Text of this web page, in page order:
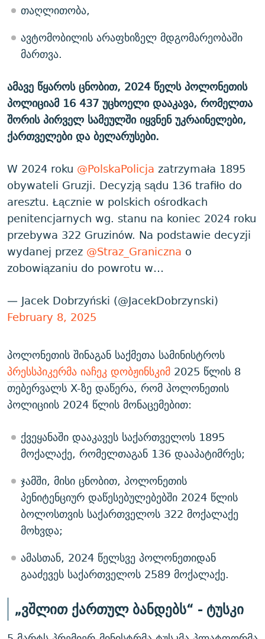
თაღლითობა,
ავტომობილის არაფხიზელ მდგომარეობაში
მართვა.
ამავე წყაროს ცნობით, 2024 წელს პოლონეთის
პოლიციამ 16 437 უცხოელი დააკავა, რომელთა
შორის პირველ სამეულში იყვნენ უკრაინელები,
ქართველები და ბელარუსები.
W 2024 roku @PolskaPolicja zatrzymała 1895
obywateli Gruzji. Decyzją sądu 136 trafiło do
aresztu. Łącznie w polskich ośrodkach
penitencjarnych wg. stanu na koniec 2024 roku
przebywa 322 Gruzinów. Na podstawie decyzji
wydanej przez @Straz_Graniczna o
zobowiązaniu do powrotu w…
— Jacek Dobrzyński (@JacekDobrzynski)
February 8, 2025
პოლონეთის შინაგან საქმეთა სამინისტროს
პრესსპიკერმა იაჩეკ დობჟინსკიმ 2025 წლის 8
თებერვალს X-ზე დაწერა, რომ პოლონეთის
პოლიციის 2024 წლის მონაცემებით:
ქვეყანაში დააკავეს საქართველოს 1895
მოქალაქე, რომელთაგან 136 დააპატიმრეს;
ჯამში, მისი ცნობით, პოლონეთის
პენიტენციურ დაწესებულებებში 2024 წლის
ბოლოსთვის საქართველოს 322 მოქალაქე
მოხვდა;
ამასთან, 2024 წელსვე პოლონეთიდან
გააძევეს საქართველოს 2589 მოქალაქე.
„ვშლით ქართულ ბანდებს“ - ტუსკი